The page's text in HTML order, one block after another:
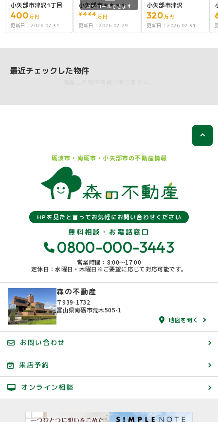
小矢部市津沢1丁目
400万円
更新日： 2026.07.31
小矢部市＊＊＊＊
****万円
更新日： 2026.07.29
小矢部市津沢
320万円
更新日： 2026.07.31
スクロールできます
最近チェックした物件
砺波市・南砺市・小矢部市の不動産情報
HPを見たと言ってお気軽にお問い合わせください
無料相談・お電話窓口
0800-000-3443
営業時間：8:00〜17:00
定休日：水曜日・木曜日※ご要望に応じて対応可能です。
森の不動産
〒939-1732
富山県南砺市荒木505-1
地図を開く
お問い合わせ
来店予約
オンライン相談